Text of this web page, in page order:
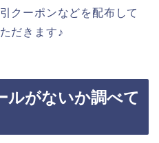
クーポンなどを配布して
だきます♪
ルがないか調べて